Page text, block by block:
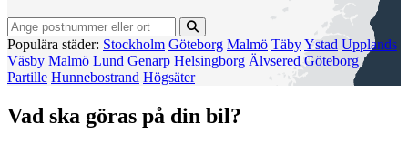
Populära städer: Stockholm Göteborg Malmö TäbyYstad Upplands
Väsby Malmö Lund Genarp Helsingborg Älvsered Göteborg
Partille Hunnebostrand Högsäter
Vad ska göras på din bil?